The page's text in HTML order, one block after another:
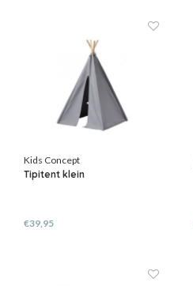
Kids Concept
Tipitent klein
€39,95